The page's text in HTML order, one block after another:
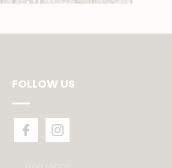
FOLLOW US